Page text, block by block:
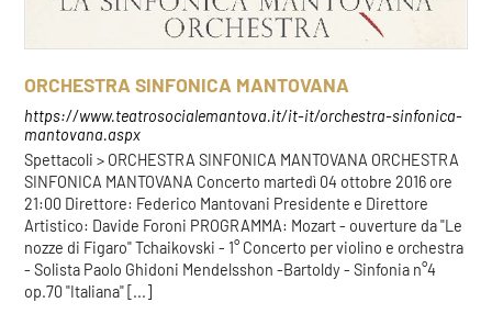
ORCHESTRA SINFONICA MANTOVANA
https://www.teatrosocialemantova.it/it-it/orchestra-sinfonica-
mantovana.aspx
Spettacoli > ORCHESTRA SINFONICA MANTOVANA ORCHESTRA
SINFONICA MANTOVANA Concerto martedì 04 ottobre 2016 ore
21:00 Direttore: Federico Mantovani Presidente e Direttore
Artistico: Davide Foroni PROGRAMMA: Mozart - ouverture da "Le
nozze di Figaro" Tchaikovski - 1° Concerto per violino e orchestra
- Solista Paolo Ghidoni Mendelsshon -Bartoldy - Sinfonia n°4
op.70 "Italiana" [...]